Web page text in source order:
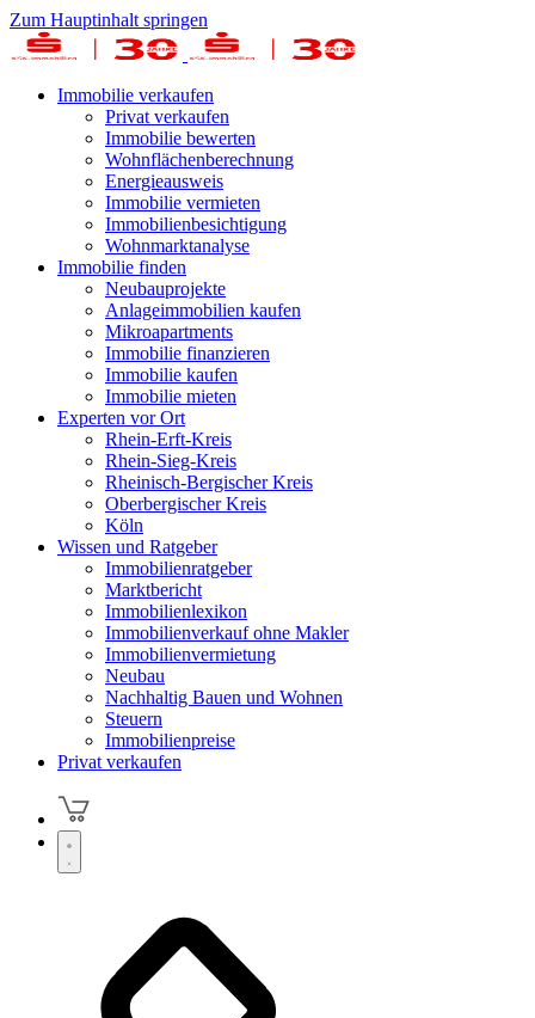
Zum Hauptinhalt springen
Immobilie verkaufen
Privat verkaufen
Immobilie bewerten
Wohnflächenberechnung
Energieausweis
Immobilie vermieten
Immobilienbesichtigung
Wohnmarktanalyse
Immobilie finden
Neubauprojekte
Anlageimmobilien kaufen
Mikroapartments
Immobilie finanzieren
Immobilie kaufen
Immobilie mieten
Experten vor Ort
Rhein-Erft-Kreis
Rhein-Sieg-Kreis
Rheinisch-Bergischer Kreis
Oberbergischer Kreis
Köln
Wissen und Ratgeber
Immobilienratgeber
Marktbericht
Immobilienlexikon
Immobilienverkauf ohne Makler
Immobilienvermietung
Neubau
Nachhaltig Bauen und Wohnen
Steuern
Immobilienpreise
Privat verkaufen